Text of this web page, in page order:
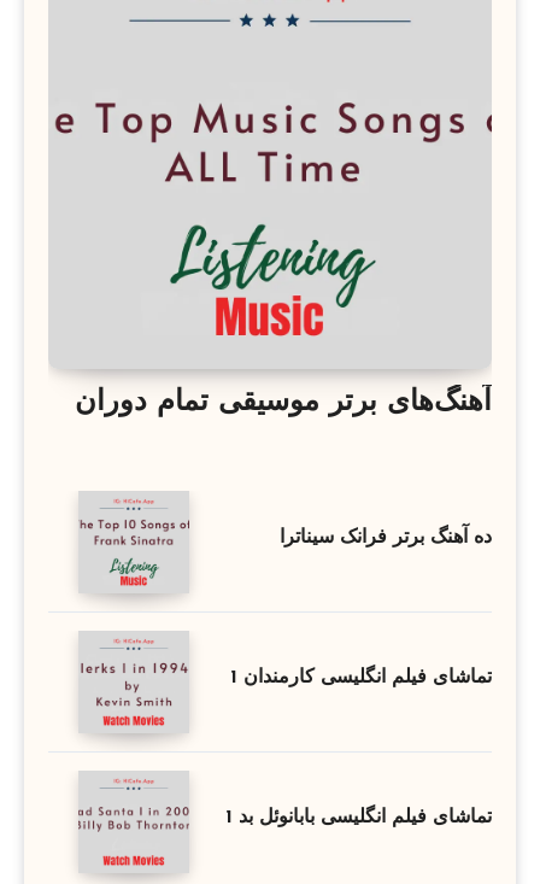
آهنگ‌های برتر موسیقی تمام دوران
ده آهنگ برتر فرانک سیناترا
تماشای فیلم انگلیسی کارمندان 1
تماشای فیلم انگلیسی بابانوئل بد 1